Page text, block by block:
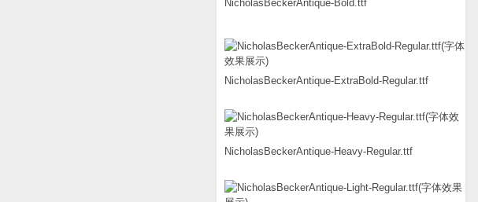
NicholasBeckerAntique-Bold.ttf
NicholasBeckerAntique-ExtraBold-Regular.ttf
NicholasBeckerAntique-Heavy-Regular.ttf